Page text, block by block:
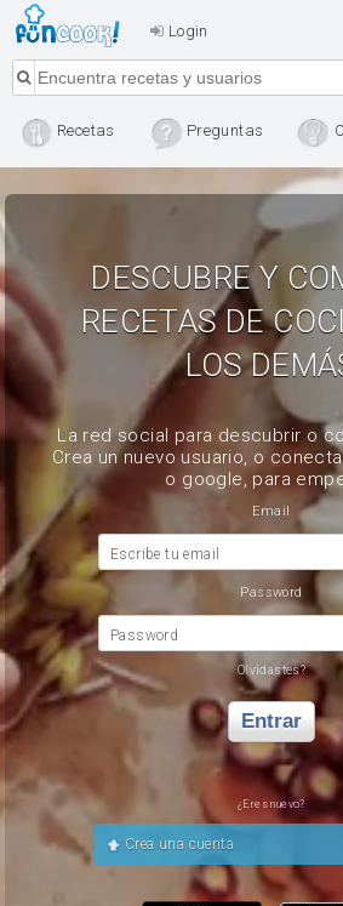
Login
Recetas Preguntas
DESCUBRE Y
RECETAS DE
LOS
La red social para descubrir o
Crea un nuevo usuario, o
o google, para
Email
Escribe tu email
Password
Password
Olvidastes?
Entrar
¿Eres nuevo?
Crea una cuenta